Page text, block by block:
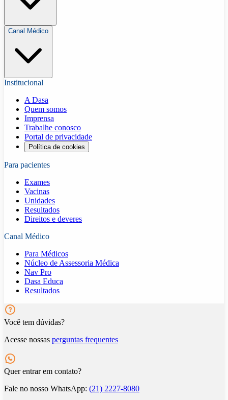
Canal Médico
Institucional
A Dasa
Quem somos
Imprensa
Trabalhe conosco
Portal de privacidade
Política de cookies
Para pacientes
Exames
Vacinas
Unidades
Resultados
Direitos e deveres
Canal Médico
Para Médicos
Núcleo de Assessoria Médica
Nav Pro
Dasa Educa
Resultados
Você tem dúvidas?
Acesse nossas perguntas frequentes
Quer entrar em contato?
Fale no nosso WhatsApp: (21) 2227-8080